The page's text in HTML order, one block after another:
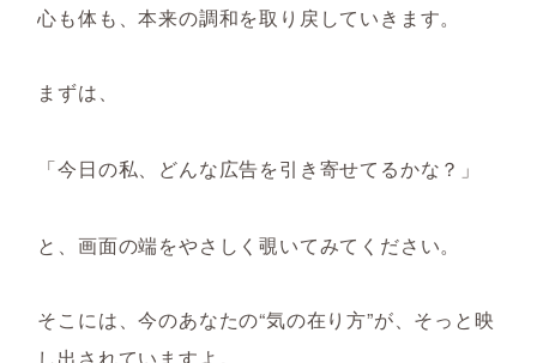
心も体も、本来の調和を取り戻していきます。
まずは、
「今日の私、どんな広告を引き寄せてるかな？」
と、画面の端をやさしく覗いてみてください。
そこには、今のあなたの“気の在り方”が、そっと映